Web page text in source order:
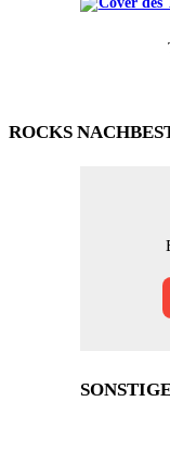
ROCKS